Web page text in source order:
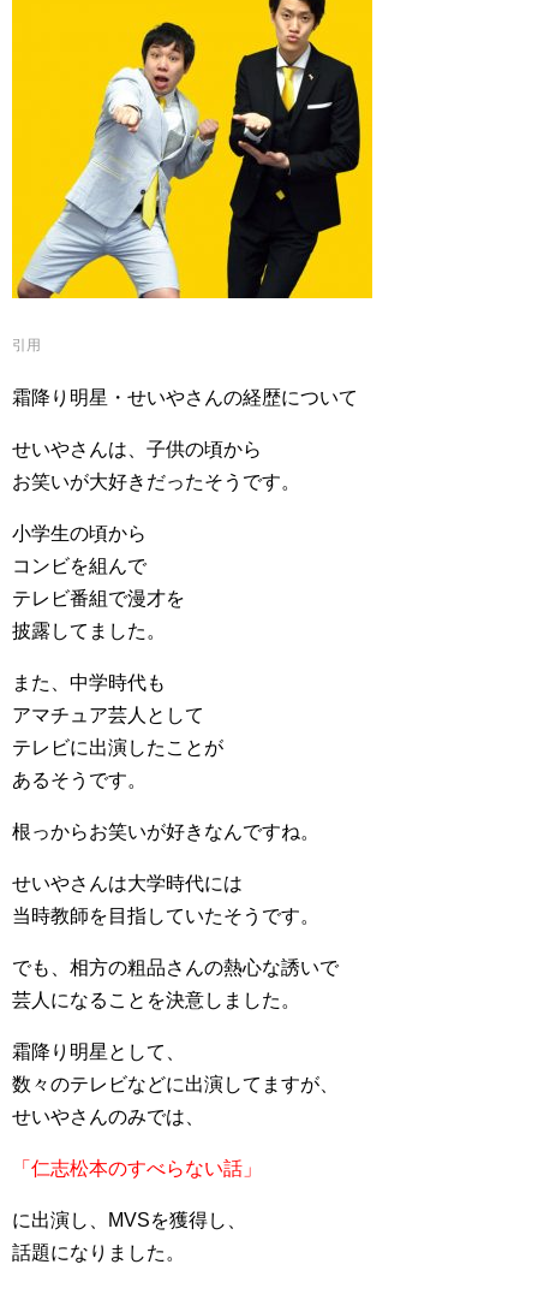
引用
霜降り明星・せいやさんの経歴について
せいやさんは、子供の頃から
お笑いが大好きだったそうです。
小学生の頃から
コンビを組んで
テレビ番組で漫才を
披露してました。
また、中学時代も
アマチュア芸人として
テレビに出演したことが
あるそうです。
根っからお笑いが好きなんですね。
せいやさんは大学時代には
当時教師を目指していたそうです。
でも、相方の粗品さんの熱心な誘いで
芸人になることを決意しました。
霜降り明星として、
数々のテレビなどに出演してますが、
せいやさんのみでは、
「仁志松本のすべらない話」
に出演し、MVSを獲得し、
話題になりました。